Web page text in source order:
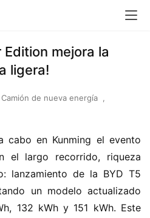
Edition mejora la
ligera!
Camión de nueva energía
,
en Kunming el evento
el largo recorrido, riqueza
lanzamiento de la BYD T5
un modelo actualizado
132 kWh y 151 kWh. Este